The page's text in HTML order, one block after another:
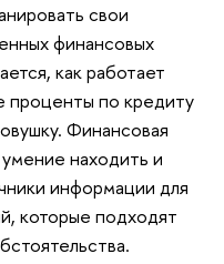
свои
финансовых
как работает
проценты по кредиту
Финансовая
находить и
информации для
которые подходят